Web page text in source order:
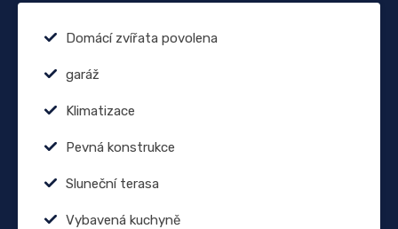
Domácí zvířata povolena
garáž
Klimatizace
Pevná konstrukce
Sluneční terasa
Vybavená kuchyně